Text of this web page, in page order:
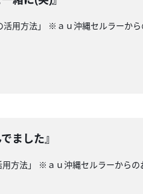
用方法」 ※ａｕ沖縄セルラーか
ました』
方法」 ※ａｕ沖縄セルラーからの